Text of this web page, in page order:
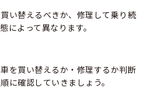
い替えるべきか、修理して乗り続
によって異なります。
を買い替えるか・修理するか判断
に確認していきましょう。